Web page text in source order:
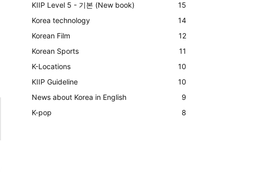
KIIP Level 5 - 기본 (New book)
15
Korea technology
14
Korean Film
12
Korean Sports
11
K-Locations
10
KIIP Guideline
10
News about Korea in English
9
K-pop
8